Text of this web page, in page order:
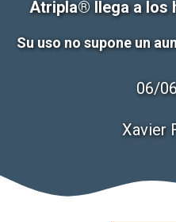
Atripla® llega a los
Su uso no supone un
06/
Xavier